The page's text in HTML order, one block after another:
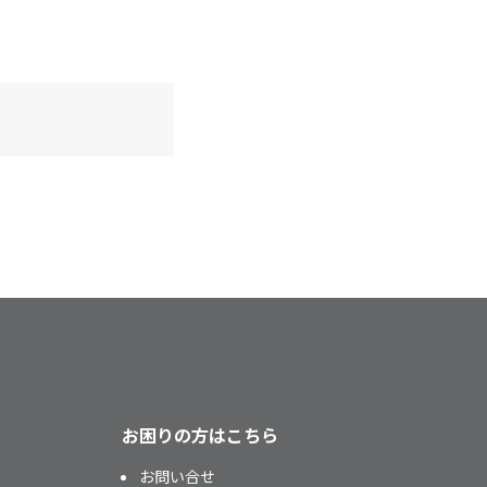
お困りの方はこちら
お問い合せ